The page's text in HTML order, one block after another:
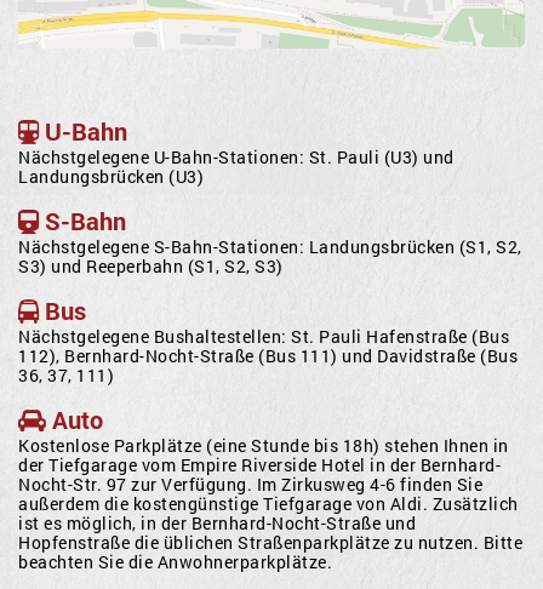
U-Bahn
Nächstgelegene U-Bahn-Stationen: St. Pauli (U3) und
Landungsbrücken (U3)
S-Bahn
Nächstgelegene S-Bahn-Stationen: Landungsbrücken (S1, S2,
S3) und Reeperbahn (S1, S2, S3)
Bus
Nächstgelegene Bushaltestellen: St. Pauli Hafenstraße (Bus
112), Bernhard-Nocht-Straße (Bus 111) und Davidstraße (Bus
36, 37, 111)
Auto
Kostenlose Parkplätze (eine Stunde bis 18h) stehen Ihnen in
der Tiefgarage vom Empire Riverside Hotel in der Bernhard-
Nocht-Str. 97 zur Verfügung. Im Zirkusweg 4-6 finden Sie
außerdem die kostengünstige Tiefgarage von Aldi. Zusätzlich
ist es möglich, in der Bernhard-Nocht-Straße und
Hopfenstraße die üblichen Straßenparkplätze zu nutzen. Bitte
beachten Sie die Anwohnerparkplätze.